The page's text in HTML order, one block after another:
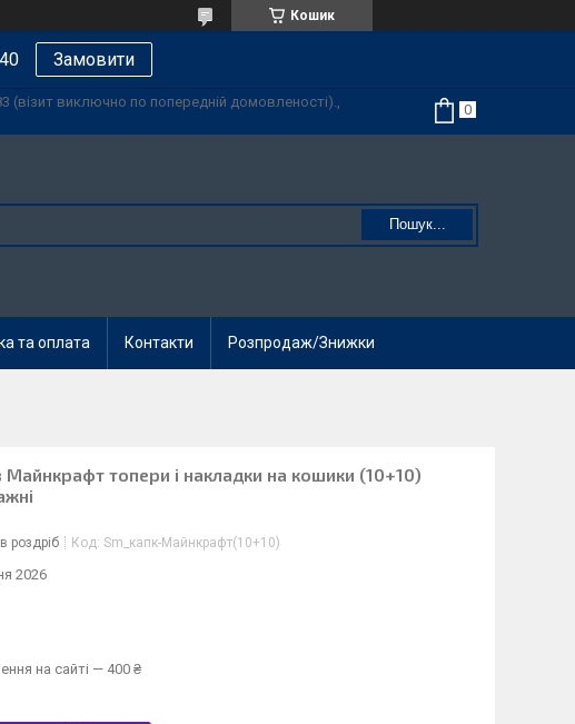
Кошик
Замовити
(візит виключно по попередній домовленості).,
Пошук...
та оплата Контакти Розпродаж/Знижки
Майнкрафт топери і накладки на кошики (10+10)
роздріб Код: Sm_капк-Майнкрафт(10+10)
2026
на сайті — 400 ₴